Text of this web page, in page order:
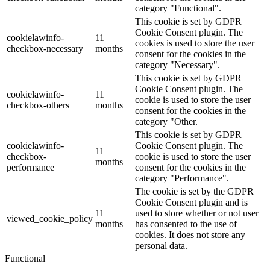
category "Functional".
cookielawinfo-
checkbox-necessary
11
months
This cookie is set by GDPR
Cookie Consent plugin. The
cookies is used to store the user
consent for the cookies in the
category "Necessary".
cookielawinfo-
checkbox-others
11
months
This cookie is set by GDPR
Cookie Consent plugin. The
cookie is used to store the user
consent for the cookies in the
category "Other.
cookielawinfo-
checkbox-
performance
11
months
This cookie is set by GDPR
Cookie Consent plugin. The
cookie is used to store the user
consent for the cookies in the
category "Performance".
viewed_cookie_policy
11
months
The cookie is set by the GDPR
Cookie Consent plugin and is
used to store whether or not user
has consented to the use of
cookies. It does not store any
personal data.
Functional